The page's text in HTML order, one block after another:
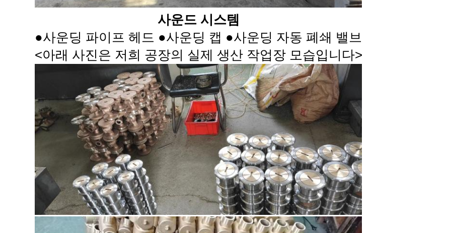
사운드 시스템
●사운딩 파이프 헤드 ●사운딩 캡 ●사운딩 자동 폐쇄 밸브
<아래 사진은 저희 공장의 실제 생산 작업장 모습입니다>